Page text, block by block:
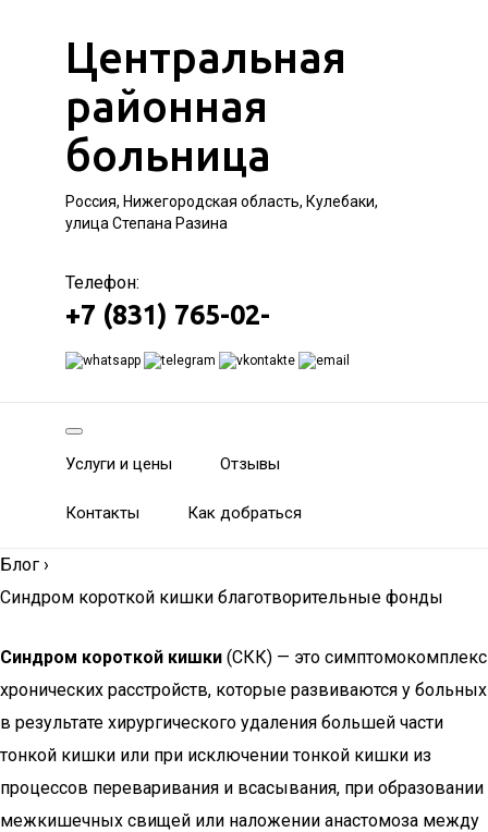
Центральная
районная
больница
Россия, Нижегородская область, Кулебаки,
улица Степана Разина
Телефон:
+7 (831) 765-02-
Услуги и цены Отзывы
Контакты Как добраться
Блог ›
Синдром короткой кишки благотворительные фонды
Синдром короткой кишки (СКК) — это симптомокомплекс
хронических расстройств, которые развиваются у больных
в результате хирургического удаления большей части
тонкой кишки или при исключении тонкой кишки из
процессов переваривания и всасывания, при образовании
межкишечных свищей или наложении анастомоза между